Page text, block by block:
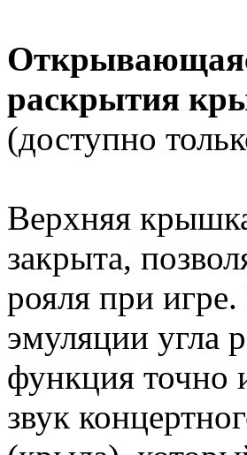
раскрытия
(доступно
Верхняя
закрыта,
рояля при
эмуляции угла
функция точно
звук